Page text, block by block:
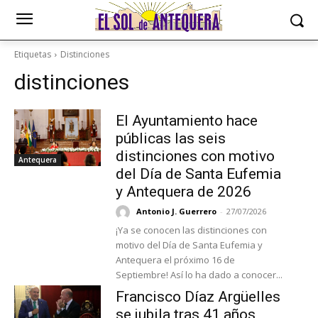
Etiquetas Distinciones
distinciones
Antequera
El Ayuntamiento hace
públicas las seis
distinciones con motivo
del Día de Santa Eufemia
y Antequera de 2026
Antonio J. Guerrero - 27/07/2026
¡Ya se conocen las distinciones con
motivo del Día de Santa Eufemia y
Antequera el próximo 16 de
Septiembre! Así lo ha dado a conocer...
Francisco Díaz Argüelles